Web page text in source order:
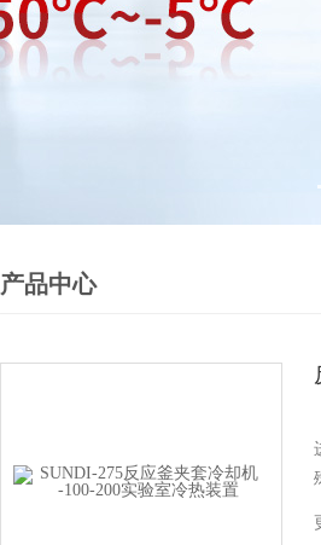
产品中心